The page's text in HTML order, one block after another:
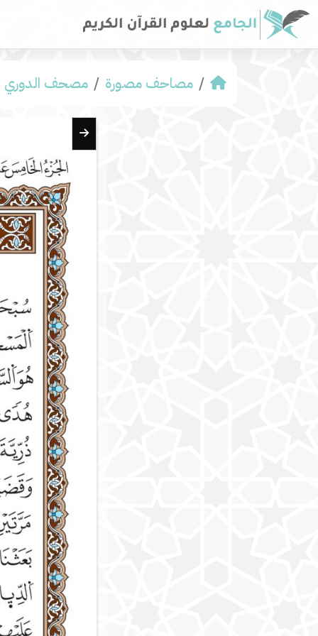
مصاحف مصورة مصحف الدوري